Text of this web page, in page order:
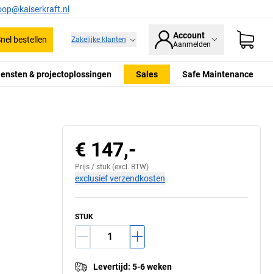
bestellen Zakelijke klanten Account
Aanmelden
& projectoplossingen Sales Safe Maintenance
€ 147,-
Prijs / stuk (excl. BTW)
exclusief verzendkosten
STUK
Levertijd: 5-6 weken